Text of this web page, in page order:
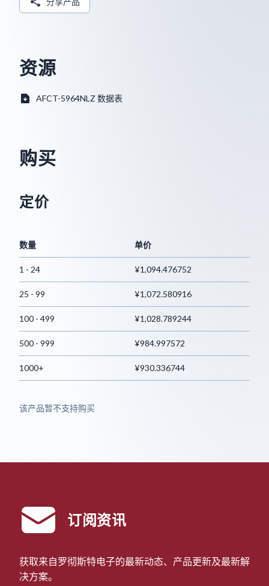
资源
AFCT-5964NLZ 数据表
购买
定价
数量 单价
1 - 24 ¥1,094.476752
25 - 99 ¥1,072.580916
100 - 499 ¥1,028.789244
500 - 999 ¥984.997572
1000+ ¥930.336744
该产品暂不支持购买
订阅资讯
获取来自罗彻斯特电子的最新动态、产品更新及最新解
决方案。